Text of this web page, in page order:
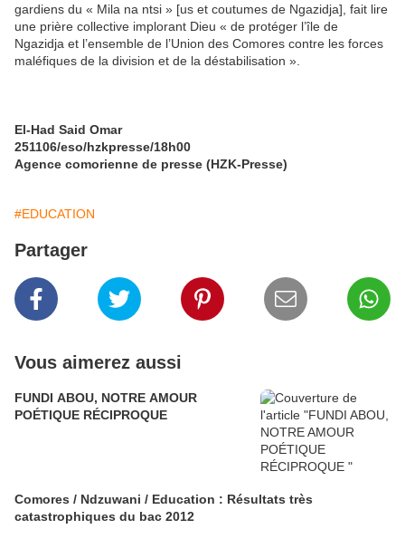
gardiens du « Mila na ntsi » [us et coutumes de Ngazidja], fait lire
une prière collective implorant Dieu « de protéger l’île de
Ngazidja et l’ensemble de l’Union des Comores contre les forces
maléfiques de la division et de la déstabilisation ».
El-Had Said Omar
251106/eso/hzkpresse/18h00
Agence comorienne de presse (HZK-Presse)
#EDUCATION
Partager
Vous aimerez aussi
FUNDI ABOU, NOTRE AMOUR
POÉTIQUE RÉCIPROQUE
Comores / Ndzuwani / Education : Résultats très
catastrophiques du bac 2012